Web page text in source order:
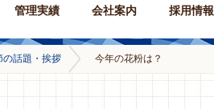
管理実績 会社案内 採用情報
の話題・挨拶 今年の花粉は？